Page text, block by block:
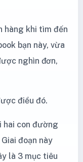
hàng khi tìm đến
bạn này, vừa
nghìn đơn,
điều đó.
hai con đường
đoạn này
là 3 mục tiêu